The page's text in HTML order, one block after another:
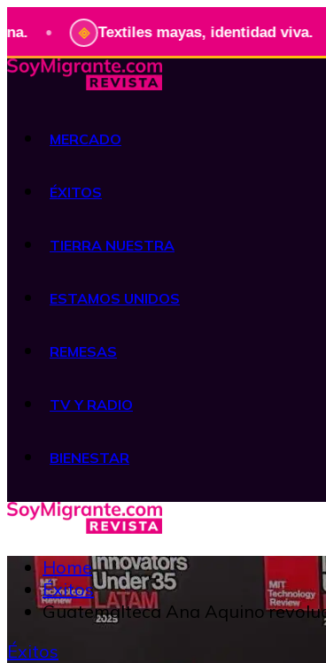
Textiles mayas, identidad viva. •
MERCADO
ÉXITOS
TIERRA NUESTRA
ESTAMOS UNIDOS
REMESAS
TV Y RADIO
BIENESTAR
Home
Éxitos
Guatemalteca Ana Aquino
Éxitos